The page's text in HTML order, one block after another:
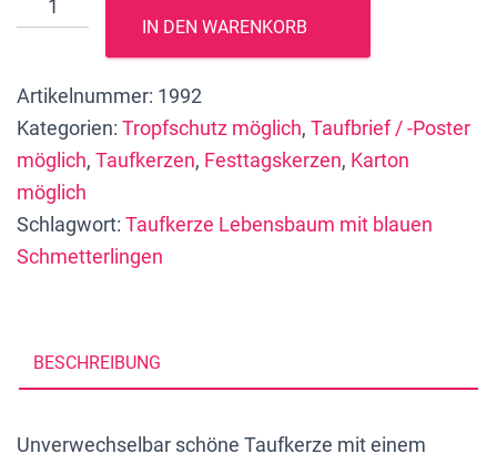
Lebenskerze,
Patenkerze
Junge
"Lebensbaum
mit
blauen
Schmetterlingen",
20
cm,
Druckmotiv,
Menge
IN DEN WARENKORB
Artikelnummer: 1992
Kategorien: Tropfschutz möglich, Taufbrief / -Poster
möglich, Taufkerzen, Festtagskerzen, Karton
möglich
Schlagwort: Taufkerze Lebensbaum mit blauen
Schmetterlingen
BESCHREIBUNG
Unverwechselbar schöne Taufkerze mit einem